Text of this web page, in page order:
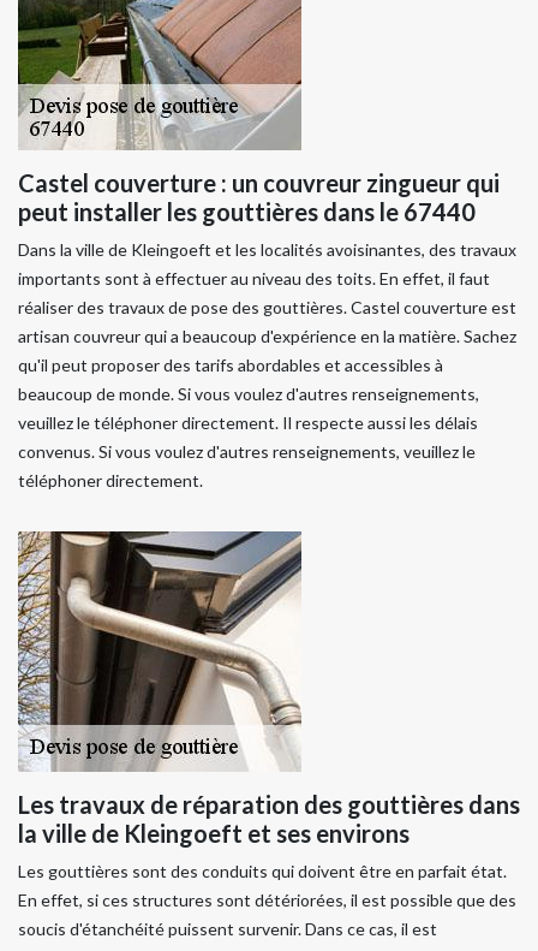
Castel couverture : un couvreur zingueur qui
peut installer les gouttières dans le 67440
Dans la ville de Kleingoeft et les localités avoisinantes, des travaux
importants sont à effectuer au niveau des toits. En effet, il faut
réaliser des travaux de pose des gouttières. Castel couverture est
artisan couvreur qui a beaucoup d'expérience en la matière. Sachez
qu'il peut proposer des tarifs abordables et accessibles à
beaucoup de monde. Si vous voulez d'autres renseignements,
veuillez le téléphoner directement. Il respecte aussi les délais
convenus. Si vous voulez d'autres renseignements, veuillez le
téléphoner directement.
Les travaux de réparation des gouttières dans
la ville de Kleingoeft et ses environs
Les gouttières sont des conduits qui doivent être en parfait état.
En effet, si ces structures sont détériorées, il est possible que des
soucis d'étanchéité puissent survenir. Dans ce cas, il est